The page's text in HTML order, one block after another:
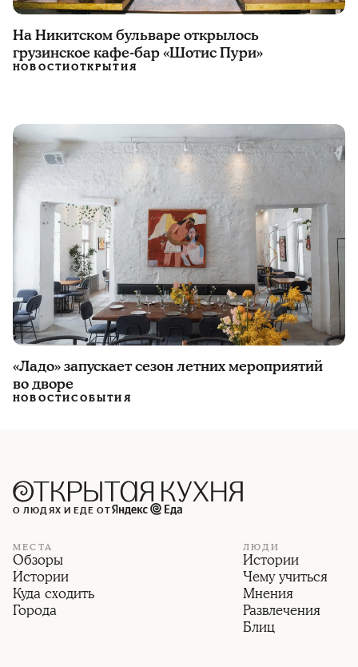
На Никитском бульваре открылось
грузинское кафе-бар «Шотис Пури»
НОВОСТИОТКРЫТИЯ
«Ладо» запускает сезон летних мероприятий
во дворе
НОВОСТИСОБЫТИЯ
О ЛЮДЯХ И ЕДЕ ОТ
МЕСТА
Обзоры
Истории
Куда сходить
Города
ЛЮДИ
Истории
Чему учиться
Мнения
Развлечения
Блиц